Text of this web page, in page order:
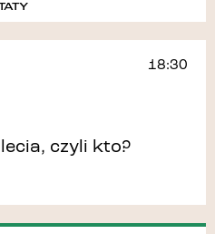
18:30
czyli kto?